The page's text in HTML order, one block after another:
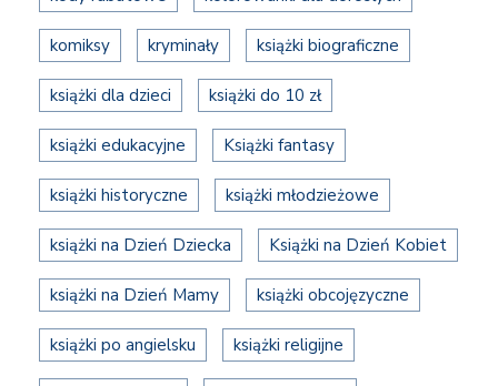
komiksy kryminały książki biograficzne
książki dla dzieci książki do 10 zł
książki edukacyjne Książki fantasy
książki historyczne książki młodzieżowe
książki na Dzień Dziecka Książki na Dzień Kobiet
książki na Dzień Mamy książki obcojęzyczne
książki po angielsku książki religijne